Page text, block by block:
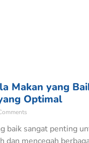
Makan yang
Optimal
baik sangat penting